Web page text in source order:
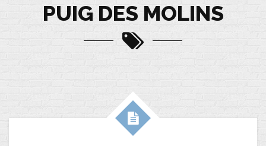
PUIG DES MOLINS